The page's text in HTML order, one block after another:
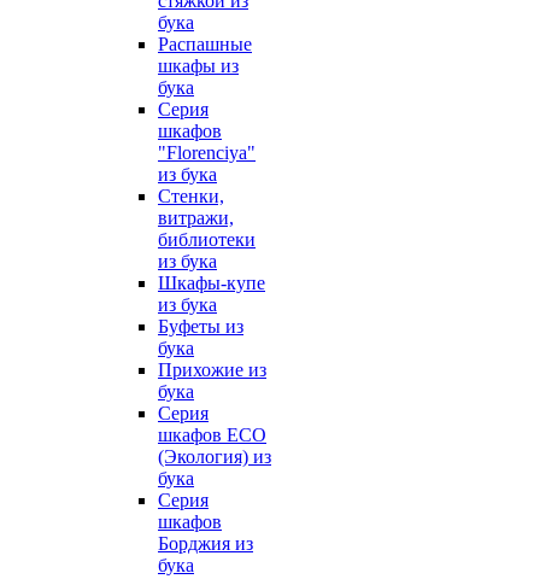
бука
Распашные
шкафы из
бука
Серия
шкафов
"Florenciya"
из бука
Стенки,
витражи,
библиотеки
из бука
Шкафы-купе
из бука
Буфеты из
бука
Прихожие из
бука
Серия
шкафов ECO
(Экология) из
бука
Серия
шкафов
Борджия из
бука